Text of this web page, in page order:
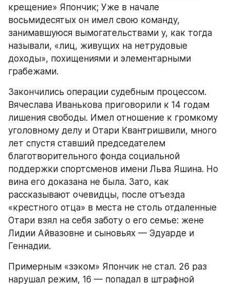
крещение» Япончик; Уже в начале
восьмидесятых он имел свою команду,
занимавшуюся вымогательствами у, как тогда
называли, «лиц, живущих на нетрудовые
доходы», похищениями и элементарными
грабежами.
Закончились операции судебным процессом.
Вячеслава Иванькова приговорили к 14 годам
лишения свободы. Имел отношение к громкому
уголовному делу и Отари Квантришвили, много
лет спустя ставший председателем
благотворительного фонда социальной
поддержки спортсменов имени Льва Яшина. Но
вина его доказана не была. Зато, как
рассказывают очевидцы, после отъезда
«крестного отца» в места не столь отдаленные
Отари взял на себя заботу о его семье: жене
Лидии Айвазовне и сыновьях — Эдуарде и
Геннадии.
Примерным «зэком» Япончик не стал. 26 раз
нарушал режим, 16 — попадал в штрафной